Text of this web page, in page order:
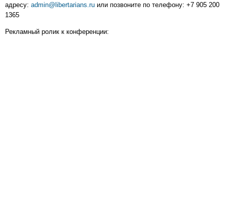
адресу: admin@libertarians.ru или позвоните по телефону: +7 905 200
1365
Рекламный ролик к конференции: